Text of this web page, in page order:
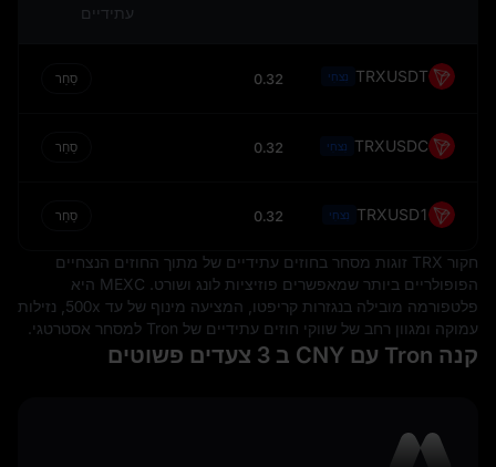
עתידיים
TRXUSDT נִצחִי 0.32 סַחַר
TRXUSDC נִצחִי 0.32 סַחַר
TRXUSD1 נִצחִי 0.32 סַחַר
חקור TRX זוגות מסחר בחוזים עתידיים של מתוך החוזים הנצחיים
הפופולריים ביותר שמאפשרים פוזיציות לונג ושורט. MEXC היא
פלטפורמה מובילה בנגזרות קריפטו, המציעה מינוף של עד 500x, נזילות
עמוקה ומגוון רחב של שווקי חוזים עתידיים של Tron למסחר אסטרטגי.
קנה Tron עם CNY ב 3 צעדים פשוטים